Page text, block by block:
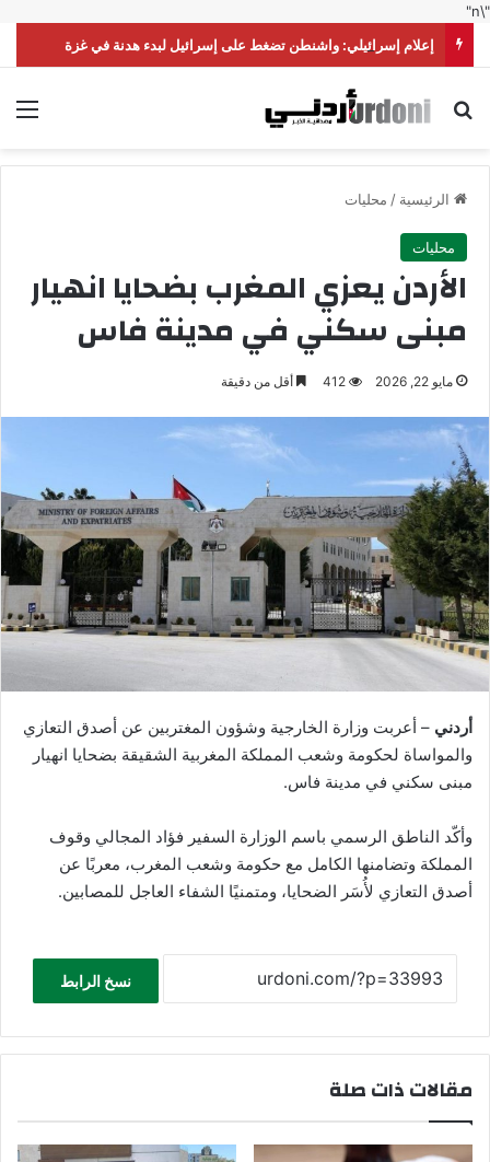
"\n"
إعلام إسرائيلي: واشنطن تضغط على إسرائيل لبدء هدنة في غزة
بحث عن
الرئيسية / محليات
محليات
الأردن يعزي المغرب بضحايا انهيار
مبنى سكني في مدينة فاس
مايو 22, 2026 412 أقل من دقيقة
أردني – أعربت وزارة الخارجية وشؤون المغتربين عن أصدق التعازي
والمواساة لحكومة وشعب المملكة المغربية الشقيقة بضحايا انهيار
مبنى سكني في مدينة فاس.
‏وأكّد الناطق الرسمي باسم الوزارة السفير فؤاد المجالي وقوف
المملكة وتضامنها الكامل مع حكومة وشعب المغرب، معربًا عن
أصدق التعازي لأُسَر الضحايا، ومتمنيًا الشفاء العاجل للمصابين.
نسخ الرابط
مقالات ذات صلة